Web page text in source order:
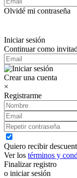
Olvidé mi contraseña
Iniciar sesión
Continuar como
Crear una cuenta
×
Registrarme
Quiero recibir
Ver los términos y
Finalizar registro
o iniciar sesión